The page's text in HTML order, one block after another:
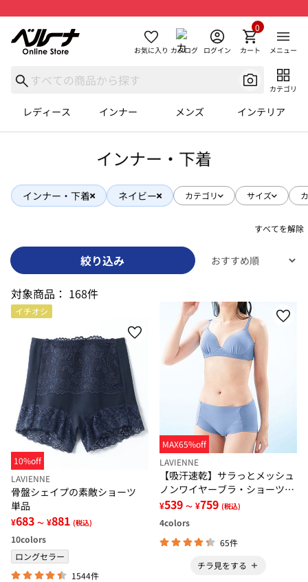
お気に入り カタログ ログイン カート
0
メニュー
カテゴリ
レディース インナー メンズ インテリア
インナー・下着
インナー・下着 ネイビー カテゴリ サイズ
すべてを解除
絞り込み
対象商品： 168件
イチオシ
10%off
LAVIENNE
骨盤シェイプの素敵ショーツ
単品
¥683 ～ ¥881 (税込)
10colors
ロングセラー
1544件
MAX65%off
LAVIENNE
【吸汗速乾】サラっとメッシュ
ノンワイヤーブラ・ショーツ
（別売）
¥539 ～ ¥759 (税込)
4colors
65件
チラ見をする